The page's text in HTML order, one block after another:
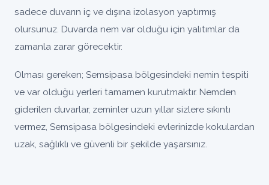
sadece duvarın iç ve dışına izolasyon yaptırmış
olursunuz. Duvarda nem var olduğu için yalıtımlar da
zamanla zarar görecektir.
Olması gereken; Semsipasa bölgesindeki nemin tespiti
ve var olduğu yerleri tamamen kurutmaktır. Nemden
giderilen duvarlar, zeminler uzun yıllar sizlere sıkıntı
vermez, Semsipasa bölgesindeki evlerinizde kokulardan
uzak, sağlıklı ve güvenli bir şekilde yaşarsınız.